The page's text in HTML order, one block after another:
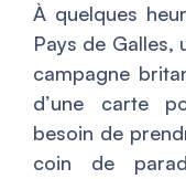
À quelques
Pays de
campagne
d’une carte
besoin de
coin de